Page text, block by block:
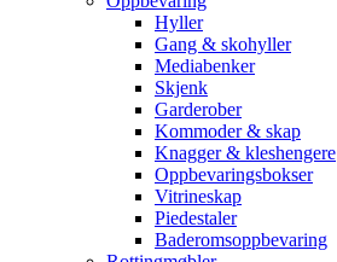
Hyller
Gang & skohyller
Mediabenker
Skjenk
Garderober
Kommoder & skap
Knagger & kleshengere
Oppbevaringsbokser
Vitrineskap
Piedestaler
Baderomsoppbevaring